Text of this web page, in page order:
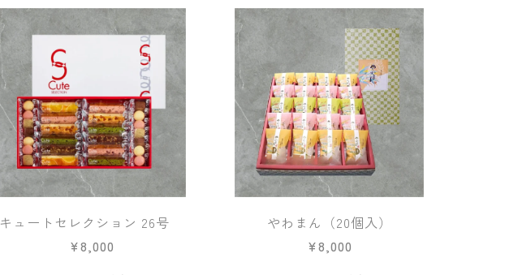
キュートセレクション 26号
¥8,000
やわまん（20個入）
¥8,000